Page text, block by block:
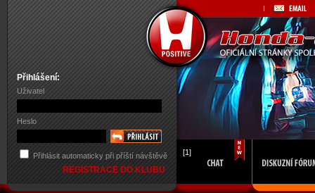
Přihlášení:
Uživatel
Heslo
Přihlásit automaticky při příští návštěvě
REGISTRACE DO KLUBU
[1]